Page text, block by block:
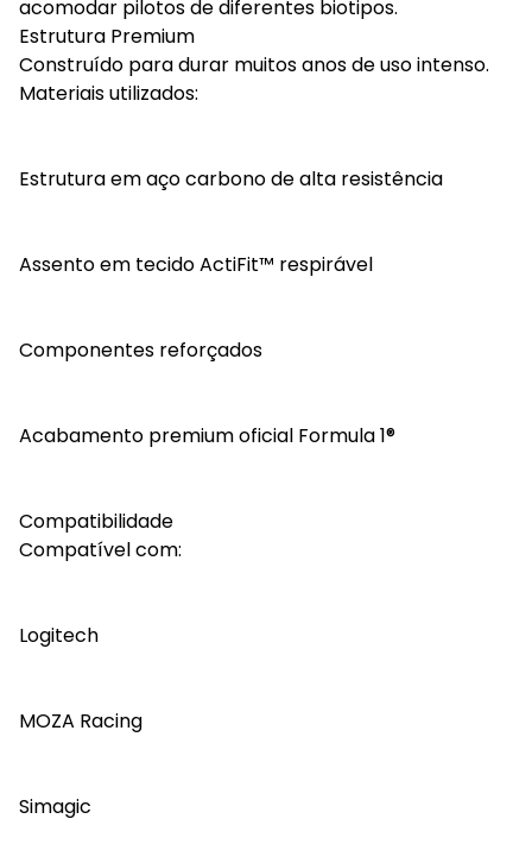
acomodar pilotos de diferentes biotipos.
Estrutura Premium
Construído para durar muitos anos de uso intenso.
Materiais utilizados:
Estrutura em aço carbono de alta resistência
Assento em tecido ActiFit™ respirável
Componentes reforçados
Acabamento premium oficial Formula 1®
Compatibilidade
Compatível com:
Logitech
MOZA Racing
Simagic